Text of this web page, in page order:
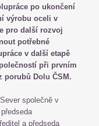
po ukončení
výrobu oceli v
pro další rozvoj
potřebné
v další etapě
při prvním
porubů Dolu ČSM.
společně v
a předseda